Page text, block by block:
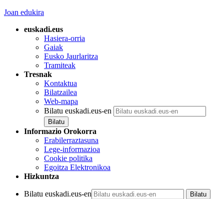
Joan edukira
euskadi.eus
Hasiera-orria
Gaiak
Eusko Jaurlaritza
Tramiteak
Tresnak
Kontaktua
Bilatzailea
Web-mapa
Bilatu euskadi.eus-en
Informazio Orokorra
Erabilerraztasuna
Lege-informazioa
Cookie politika
Egoitza Elektronikoa
Hizkuntza
Bilatu euskadi.eus-en